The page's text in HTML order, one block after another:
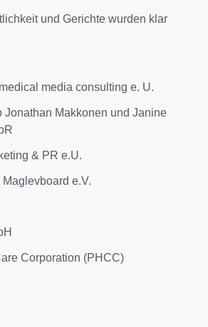
und Gerichte wurden klar
media consulting e. U.
Jonathan Makkonen und Janine
& PR e.U.
e.V.
Corporation (PHCC)